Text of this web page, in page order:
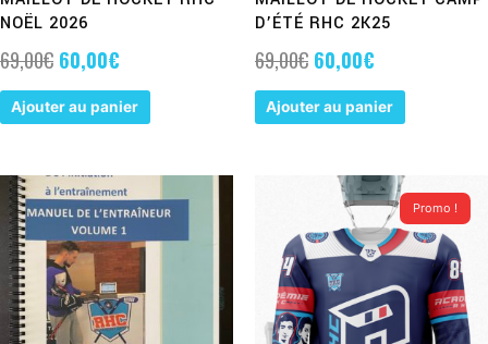
NOËL 2026
69,00€ 60,00€
Ajouter au panier
D’ÉTÉ RHC 2K25
69,00€ 60,00€
Ajouter au panier
Promo !
PRIX
INITIAL
ÉTAIT :
69,00€.
LE
PRIX
ACTUEL
EST :
60,00€.